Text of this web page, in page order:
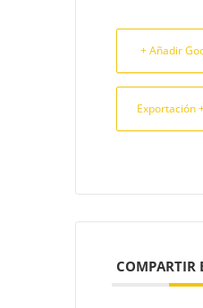
+ Añadir
Exportación
COMPARTIR